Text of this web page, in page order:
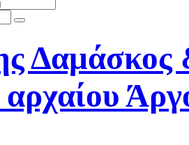
Δαμάσκος
αρχαίου